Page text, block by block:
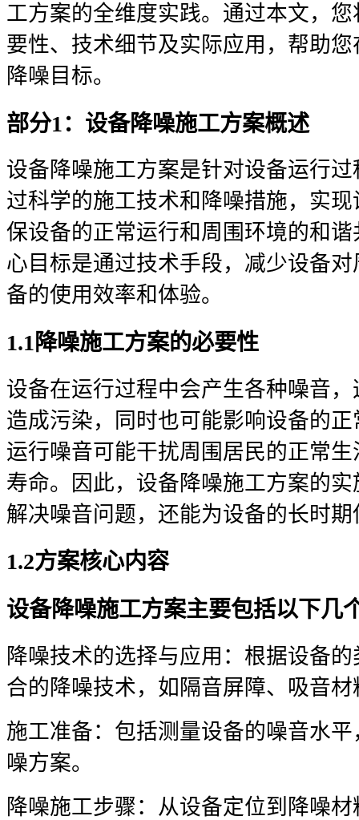
工方案的全维度实践。通过本文，
要性、技术细节及实际应用，帮助
降噪目标。
部分1：设备降噪施工方案概述
设备降噪施工方案是针对设备运行
过科学的施工技术和降噪措施，实
保设备的正常运行和周围环境的和
心目标是通过技术手段，减少设备
备的使用效率和体验。
1.1降噪施工方案的必要性
设备在运行过程中会产生各种噪音
造成污染，同时也可能影响设备的
运行噪音可能干扰周围居民的正常
寿命。因此，设备降噪施工方案的
解决噪音问题，还能为设备的长时
1.2方案核心内容
设备降噪施工方案主要包括以下几
降噪技术的选择与应用：根据设备
合的降噪技术，如隔音屏障、吸音
施工准备：包括测量设备的噪音水
噪方案。
降噪施工步骤：从设备定位到降噪